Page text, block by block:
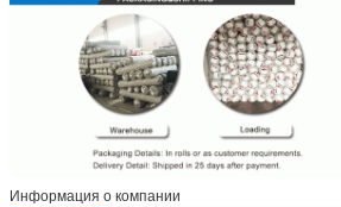
Информация о компании